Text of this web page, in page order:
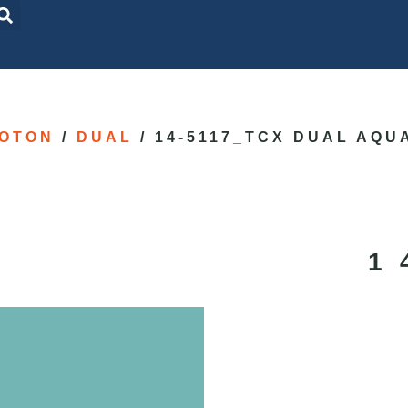
/ DUAL / 14-5117_TCX DUAL